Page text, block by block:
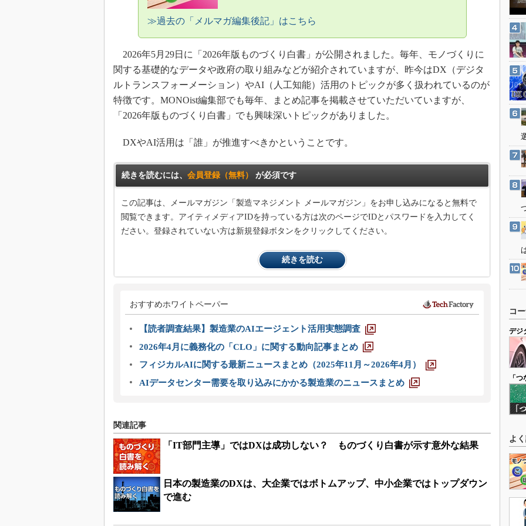
S＆OP
インダストリー4.0
イノベーション
製造業ビッグデータ
メイドインジャパン
グローバル設計・開発
制御セキュリティ
新型コロナへの対応
≫過去の「メルマガ編集後記」はこちら
2026年5月29日に「2026年版ものづくり白書」が公開されました。毎年、モノづくりに
関する基礎的なデータや政府の取り組みなどが紹介されていますが、昨今はDX（デジタ
ルトランスフォーメーション）やAI（人工知能）活用のトピックが多く扱われているのが
特徴です。MONOist編集部でも毎年、まとめ記事を掲載させていただいていますが、
「2026年版ものづくり白書」でも興味深いトピックがありました。
DXやAI活用は「誰」が推進すべきかということです。
続きを読むには、 会員登録（無料） が必須です
この記事は、メールマガジン「製造マネジメント メールマガジン」をお申し込みになると無料で
閲覧できます。アイティメディアIDを持っている方は次のページでIDとパスワードを入力してく
ださい。登録されていない方は新規登録ボタンをクリックしてください。
続きを読む
おすすめホワイトペーパー
【読者調査結果】製造業のAIエージェント活用実態調査
2026年4月に義務化の「CLO」に関する動向記事まとめ
フィジカルAIに関する最新ニュースまとめ（2025年11月～2026年4月）
AIデータセンター需要を取り込みにかかる製造業のニュースまとめ
関連記事
「IT部門主導」ではDXは成功しない？ ものづくり白書が示す意外な結果
日本の製造業のDXは、大企業ではボトムアップ、中小企業ではトップダウン
で進む
コ
デジ
「
よ